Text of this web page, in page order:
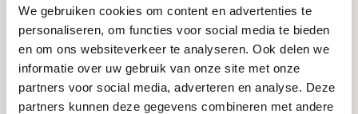
We gebruiken cookies om content en advertenties te
personaliseren, om functies voor social media te bieden
en om ons websiteverkeer te analyseren. Ook delen we
informatie over uw gebruik van onze site met onze
partners voor social media, adverteren en analyse. Deze
partners kunnen deze gegevens combineren met andere
€12.40
Oorspronkelijke
prijs
was:
€12.40.
€9.92
Huidige
prijs
is:
€9.92.
Bekijk product